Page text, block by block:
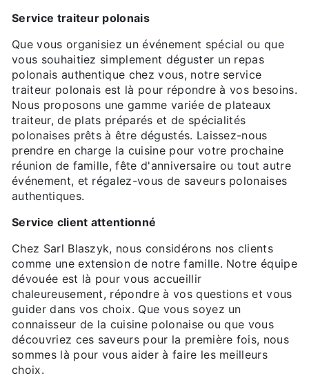
Service traiteur polonais
Que vous organisiez un événement spécial ou que
vous souhaitiez simplement déguster un repas
polonais authentique chez vous, notre service
traiteur polonais est là pour répondre à vos besoins.
Nous proposons une gamme variée de plateaux
traiteur, de plats préparés et de spécialités
polonaises prêts à être dégustés. Laissez-nous
prendre en charge la cuisine pour votre prochaine
réunion de famille, fête d'anniversaire ou tout autre
événement, et régalez-vous de saveurs polonaises
authentiques.
Service client attentionné
Chez Sarl Blaszyk, nous considérons nos clients
comme une extension de notre famille. Notre équipe
dévouée est là pour vous accueillir
chaleureusement, répondre à vos questions et vous
guider dans vos choix. Que vous soyez un
connaisseur de la cuisine polonaise ou que vous
découvriez ces saveurs pour la première fois, nous
sommes là pour vous aider à faire les meilleurs
choix.